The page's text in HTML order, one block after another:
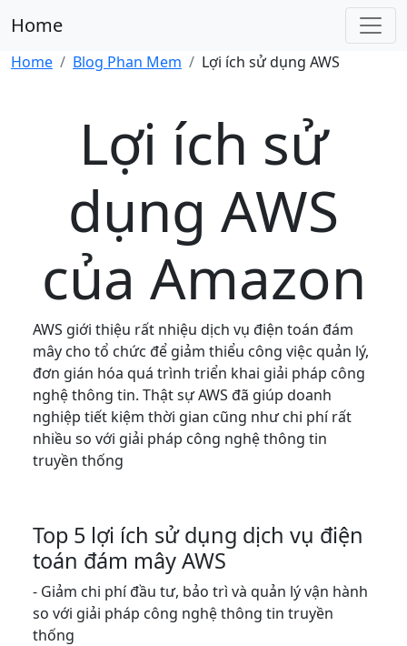
Home
Home Blog Phan Mem Lợi ích sử dụng AWS
Lợi ích sử
dụng AWS
của Amazon
AWS giới thiệu rất nhiệu dịch vụ điện toán đám
mây cho tổ chức để giảm thiểu công việc quản lý,
đơn gián hóa quá trình triển khai giải pháp công
nghệ thông tin. Thật sự AWS đã giúp doanh
nghiệp tiết kiệm thời gian cũng như chi phí rất
nhiều so với giải pháp công nghệ thông tin
truyền thống
Top 5 lợi ích sử dụng dịch vụ điện
toán đám mây AWS
- Giảm chi phí đầu tư, bảo trì và quản lý vận hành
so với giải pháp công nghệ thông tin truyền
thống